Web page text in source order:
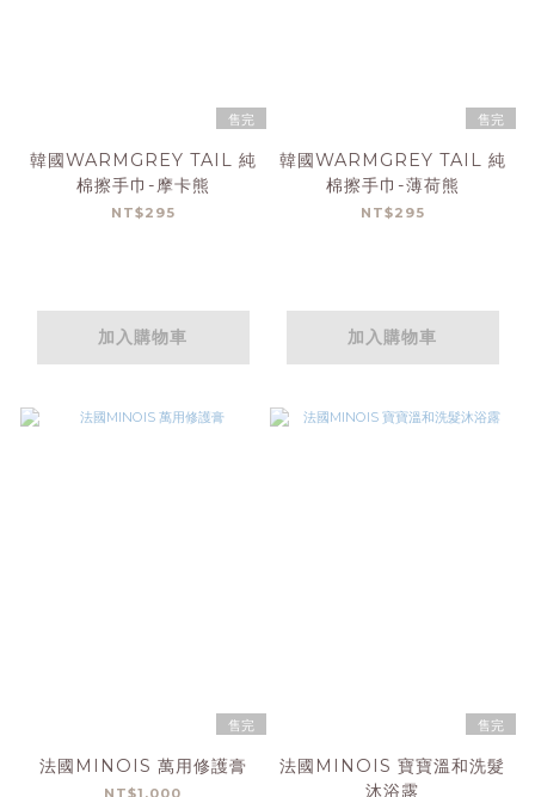
售完
韓國WARMGREY TAIL 純
棉擦手巾-摩卡熊
NT$295
加入購物車
售完
韓國WARMGREY TAIL 純
棉擦手巾-薄荷熊
NT$295
加入購物車
售完
法國MINOIS 萬用修護膏
售完
法國MINOIS 寶寶溫和洗髮
沐浴露